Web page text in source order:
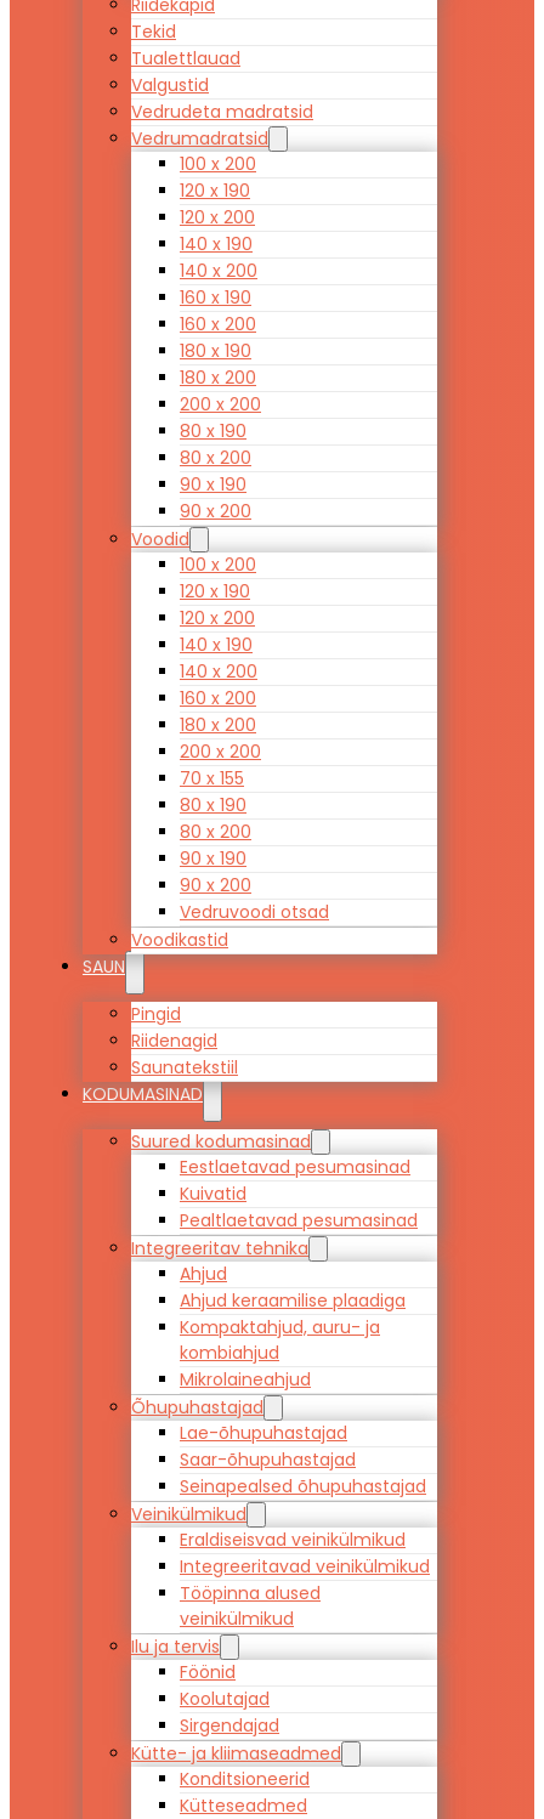
Riidekapid
Tekid
Tualettlauad
Valgustid
Vedrudeta madratsid
Vedrumadratsid
100 x 200
120 x 190
120 x 200
140 x 190
140 x 200
160 x 190
160 x 200
180 x 190
180 x 200
200 x 200
80 x 190
80 x 200
90 x 190
90 x 200
Voodid
100 x 200
120 x 190
120 x 200
140 x 190
140 x 200
160 x 200
180 x 200
200 x 200
70 x 155
80 x 190
80 x 200
90 x 190
90 x 200
Vedruvoodi otsad
Voodikastid
SAUN
Pingid
Riidenagid
Saunatekstiil
KODUMASINAD
Suured kodumasinad
Eestlaetavad pesumasinad
Kuivatid
Pealtlaetavad pesumasinad
Integreeritav tehnika
Ahjud
Ahjud keraamilise plaadiga
Kompaktahjud, auru- ja
kombiahjud
Mikrolaineahjud
Õhupuhastajad
Lae-õhupuhastajad
Saar-õhupuhastajad
Seinapealsed õhupuhastajad
Veinikülmikud
Eraldiseisvad veinikülmikud
Integreeritavad veinikülmikud
Tööpinna alused
veinikülmikud
Ilu ja tervis
Föönid
Koolutajad
Sirgendajad
Kütte- ja kliimaseadmed
Konditsioneerid
Kütteseadmed